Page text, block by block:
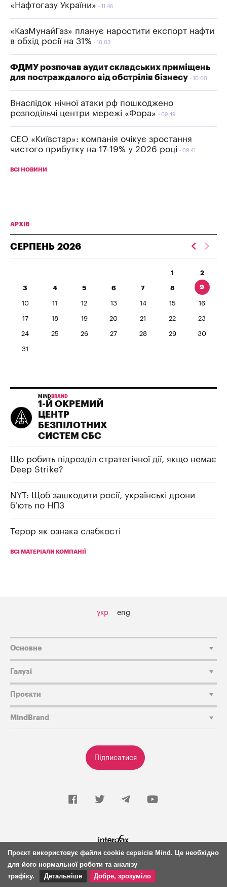
«Нафтогазу України»
11:46
«КазМунайГаз» планує наростити експорт нафти
в обхід росії на 31%
10:03
ФДМУ розпочав аудит складських приміщень
для постраждалого від обстрілів бізнесу
10:00
Внаслідок нічної атаки рф пошкоджено
розподільчі центри мережі «Фора»
09:49
СЕО «Київстар»: компанія очікує зростання
чистого прибутку на 17-19% у 2026 році
09:41
ВСІ НОВИНИ
АРХІВ
СЕРПЕНЬ 2026
1 2
3 4 5 6 7 8 9
10 11 12 13 14 15 16
17 18 19 20 21 22 23
24 25 26 27 28 29 30
31
MIND BRAND
1-Й ОКРЕМИЙ
ЦЕНТР
БЕЗПІЛОТНИХ
СИСТЕМ СБС
Що робить підрозділ стратегічної дії, якщо немає
Deep Strike?
NYT: Щоб зашкодити росії, українські дрони
б’ють по НПЗ
Терор як ознака слабкості
ВСІ МАТЕРІАЛИ КОМПАНІЇ
укр eng
Підписатися
Основне
Галузі
Проєкти
MindBrand
Будь-яке копiювання, публiкацiя, передрук чи наступне
поширення iнформацiї, що мiстить посилання на
«Iнтерфакс-Україна», суворо забороняється. Передрук,
копіювання або відтворення інформації, яка містить
Проєкт використовує файли cookie сервісів Mind. Це необхідно
для його нормальної роботи та аналізу
трафіку.
Детальніше Добре, зрозуміло